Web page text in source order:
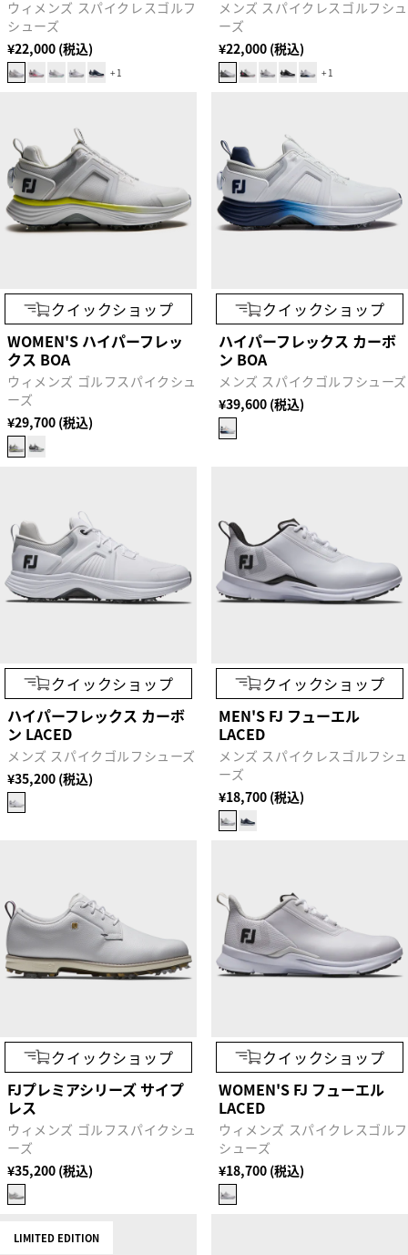
ウィメンズ スパイクレスゴルフ
シューズ
¥22,000 (税込)
+1
メンズ スパイクレスゴルフシュ
ーズ
¥22,000 (税込)
+1
クイックショップ
WOMEN'S ハイパーフレッ
クス BOA
ウィメンズ ゴルフスパイクシュ
ーズ
¥29,700 (税込)
クイックショップ
ハイパーフレックス カーボ
ン BOA
メンズ スパイクゴルフシューズ
¥39,600 (税込)
クイックショップ
ハイパーフレックス カーボ
ン LACED
メンズ スパイクゴルフシューズ
¥35,200 (税込)
クイックショップ
MEN'S FJ フューエル
LACED
メンズ スパイクレスゴルフシュ
ーズ
¥18,700 (税込)
クイックショップ
FJプレミアシリーズ サイプ
レス
ウィメンズ ゴルフスパイクシュ
ーズ
¥35,200 (税込)
クイックショップ
WOMEN'S FJ フューエル
LACED
ウィメンズ スパイクレスゴルフ
シューズ
¥18,700 (税込)
LIMITED EDITION